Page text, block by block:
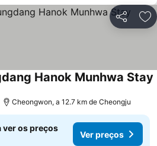
Partilhar
Hanok Munhwa Stay
Cheongwon, a 12.7 km de Cheongju
ver os preços
Ver preços